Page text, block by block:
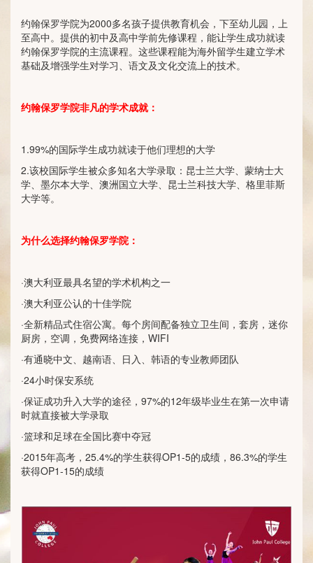
约翰保罗学院为2000多名孩子提供教育机会，下至幼儿园，上
至高中。提供的初中及高中学前先修课程，能让学生成功就读
约翰保罗学院的主流课程。这些课程能为海外留学生建立学术
基础及增强学生对学习、语文及文化交流上的技术。
约翰保罗学院非凡的学术成就：
1.99%的国际学生成功就读于他们理想的大学
2.该校国际学生被众多知名大学录取：昆士兰大学、蒙纳士大
学、墨尔本大学、澳洲国立大学、昆士兰科技大学、格里菲斯
大学等。
为什么选择约翰保罗学院：
·澳大利亚最具名望的学术机构之一
·澳大利亚公认的十佳学院
·全新精品式住宿公寓。每个房间配备独立卫生间，套房，迷你
厨房，空调，免费网络连接，WIFI
·有通晓中文、越南语、日入、韩语的专业教师团队
·24小时保安系统
·保证成功升入大学的途径，97%的12年级毕业生在第一次申请
时就直接被大学录取
·篮球和足球在全国比赛中夺冠
·2015年高考，25.4%的学生获得OP1-5的成绩，86.3%的学生
获得OP1-15的成绩